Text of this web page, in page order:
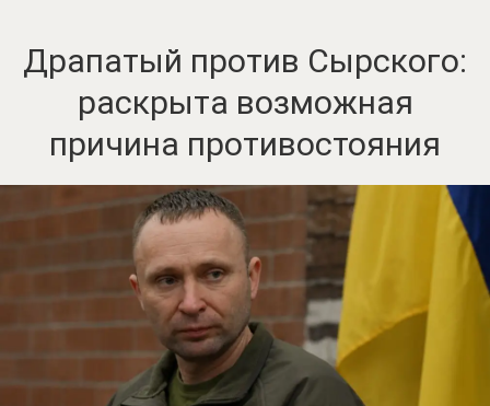
Драпатый против Сырского:
раскрыта возможная
причина противостояния